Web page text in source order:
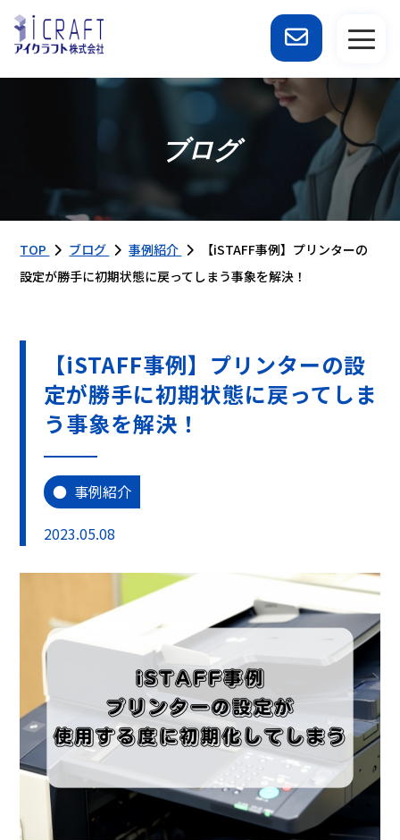
ブログ
TOP ブログ 事例紹介
【iSTAFF事例】プリンターの
設定が勝手に初期状態に戻ってしまう事象を解決！
【iSTAFF事例】プリンターの設
定が勝手に初期状態に戻ってしま
う事象を解決！
事例紹介
2023.05.08